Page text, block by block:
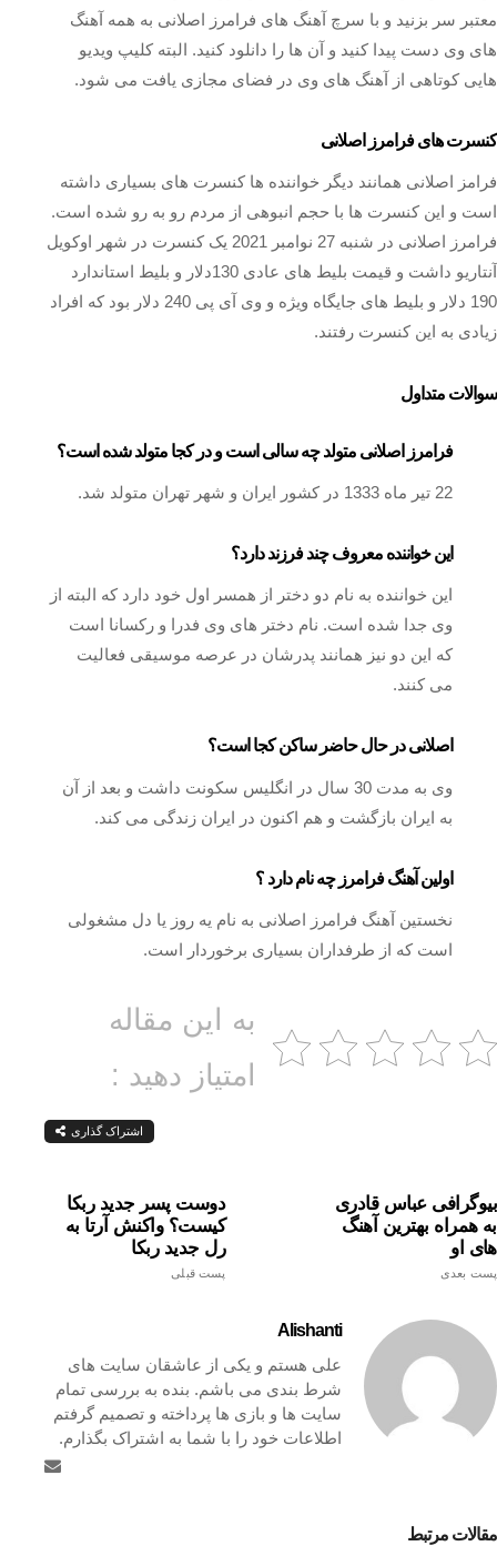
معتبر سر بزنید و با سرچ آهنگ های فرامرز اصلانی به همه آهنگ
های وی دست پیدا کنید و آن ها را دانلود کنید. البته کلیپ ویدیو
هایی کوتاهی از آهنگ های وی در فضای مجازی یافت می شود.
کنسرت های فرامرز اصلانی
فرامز اصلانی همانند دیگر خواننده ها کنسرت های بسیاری داشته
است و این کنسرت ها با حجم انبوهی از مردم رو به رو شده است.
فرامرز اصلانی در شنبه 27 نوامبر 2021 یک کنسرت در شهر اوکویل
آنتاریو داشت و قیمت بلیط های عادی 130دلار و بلیط استاندارد
190 دلار و بلیط های جایگاه ویژه و وی آی پی 240 دلار بود که افراد
زیادی به این کنسرت رفتند.
سوالات متداول
فرامرز اصلانی متولد چه سالی است و در کجا متولد شده است؟
22 تیر ماه 1333 در کشور ایران و شهر تهران متولد شد.
این خواننده معروف چند فرزند دارد؟
این خواننده به نام دو دختر از همسر اول خود دارد که البته از
وی جدا شده است. نام دختر های وی فدرا و رکسانا است
که این دو نیز همانند پدرشان در عرصه موسیقی فعالیت
می کنند.
اصلانی در حال حاضر ساکن کجا است؟
وی به مدت 30 سال در انگلیس سکونت داشت و بعد از آن
به ایران بازگشت و هم اکنون در ایران زندگی می کند.
اولین آهنگ فرامرز چه نام دارد ؟
نخستین آهنگ فرامرز اصلانی به نام یه روز یا دل مشغولی
است که از طرفداران بسیاری برخوردار است.
به این مقاله
امتیاز دهید :
اشتراک گذاری
دوست پسر جدید ربکا
کیست؟ واکنش آرتا به
رل جدید ربکا
پست قبلی
بیوگرافی عباس قادری
به همراه بهترین آهنگ
های او
پست بعدی
Alishanti
علی هستم و یکی از عاشقان سایت های
شرط بندی می باشم. بنده به بررسی تمام
سایت ها و بازی ها پرداخته و تصمیم گرفتم
اطلاعات خود را با شما به اشتراک بگذارم.
مقالات مرتبط